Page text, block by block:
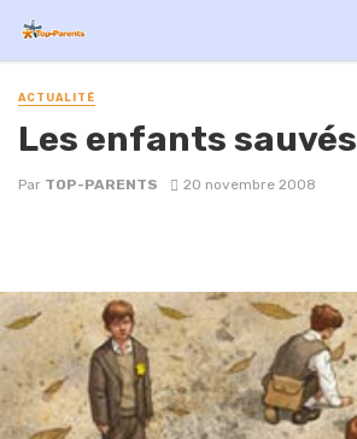
ACTUALITÉ
Les enfants sauvés
Par TOP-PARENTS 20 novembre 2008